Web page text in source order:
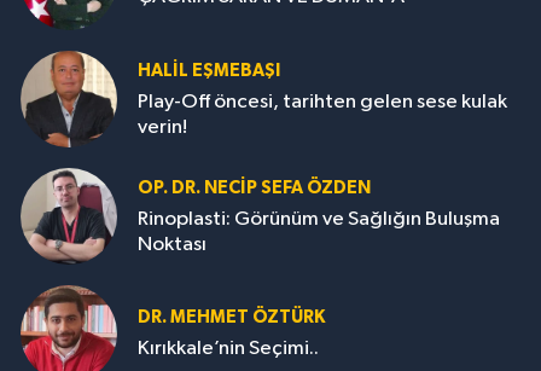
HALIL EŞMEBAŞI
Play-Off öncesi, tarihten gelen sese kulak
verin!
OP. DR. NECIP SEFA ÖZDEN
Rinoplasti: Görünüm ve Sağlığın Buluşma
Noktası
DR. MEHMET ÖZTÜRK
Kırıkkale’nin Seçimi..